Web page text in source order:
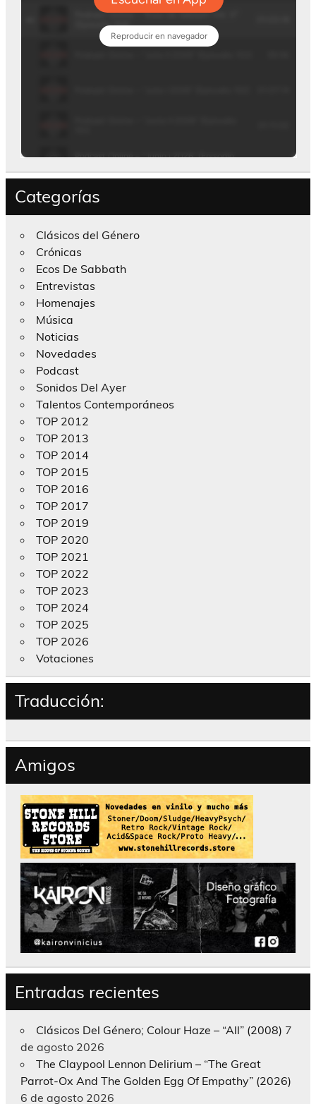
Categorías
Clásicos del Género
Crónicas
Ecos De Sabbath
Entrevistas
Homenajes
Música
Noticias
Novedades
Podcast
Sonidos Del Ayer
Talentos Contemporáneos
TOP 2012
TOP 2013
TOP 2014
TOP 2015
TOP 2016
TOP 2017
TOP 2019
TOP 2020
TOP 2021
TOP 2022
TOP 2023
TOP 2024
TOP 2025
TOP 2026
Votaciones
Traducción:
Amigos
Entradas recientes
Clásicos Del Género; Colour Haze – “All” (2008) 7
de agosto 2026
The Claypool Lennon Delirium – “The Great
Parrot-Ox And The Golden Egg Of Empathy” (2026)
6 de agosto 2026